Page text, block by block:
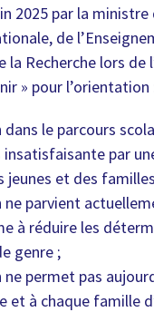
2025 par la ministre
de
la Recherche lors de
» pour l’orientation
le parcours
par
jeunes et des
ne parvient
à réduire les
genre ;
permet pas
et à chaque famille